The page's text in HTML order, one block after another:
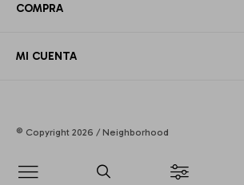

COMPRA
MI CUENTA
© Copyright 2026 / Neighborhood